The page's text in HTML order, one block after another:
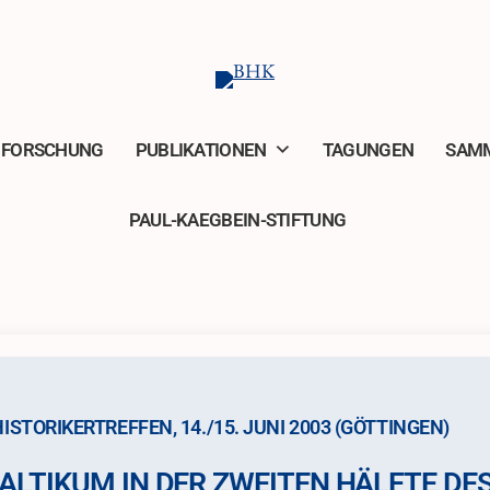
FORSCHUNG PUBLIKATIONEN TAGUNGEN
PAUL-KAEGBEIN-STIFTUNG
14./15. JUNI 2003 (GÖTTINGEN)